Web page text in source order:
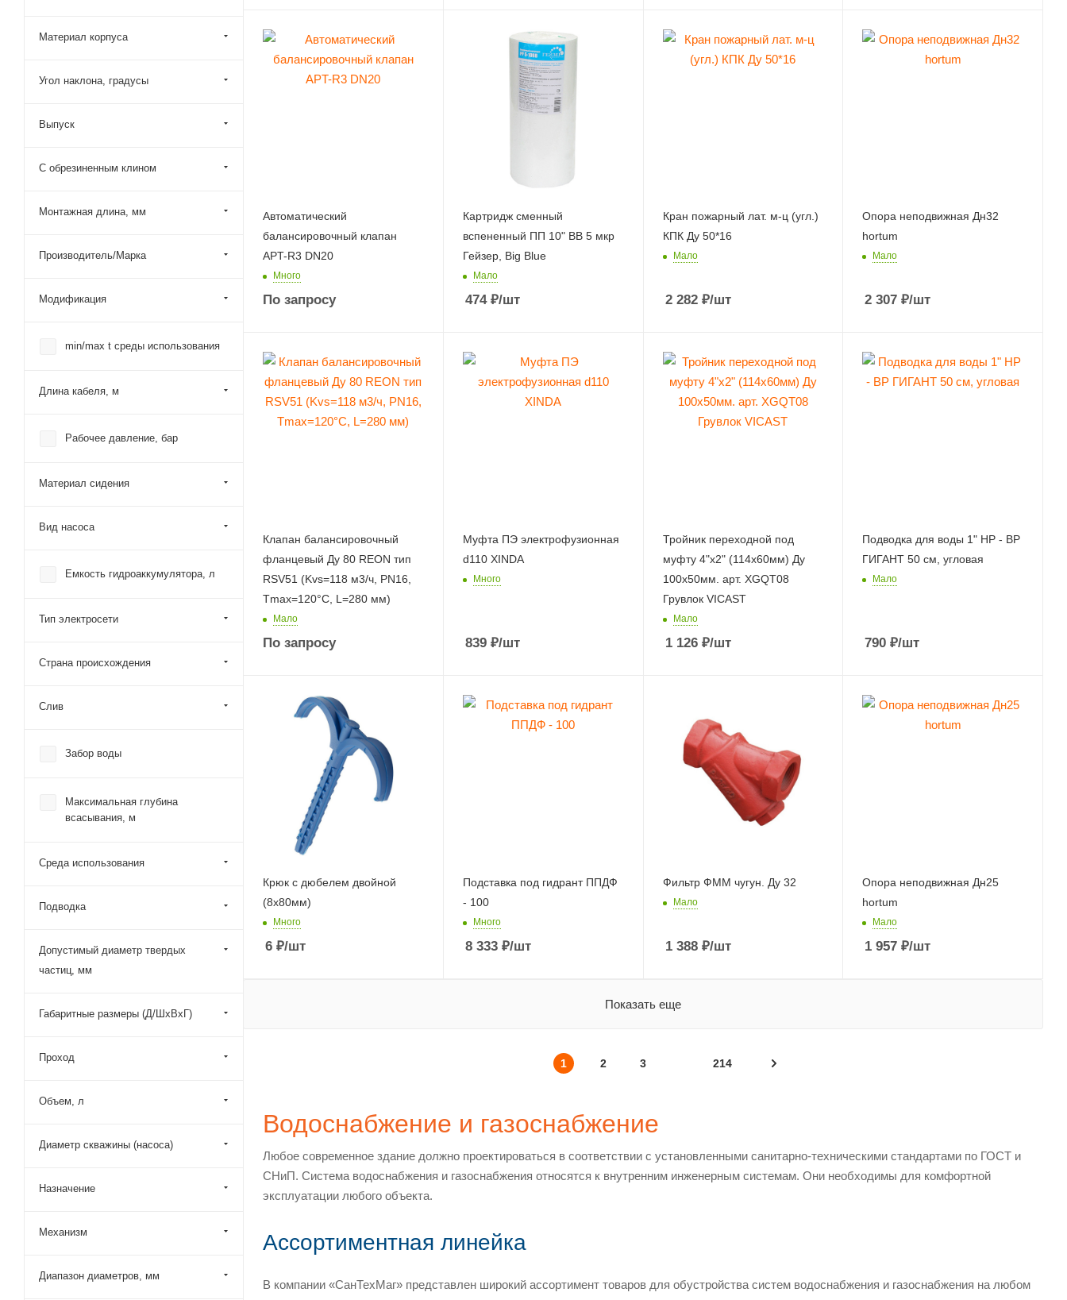
Автоматический
балансировочный клапан
APT-R3 DN20
Много
По запросу
Картридж сменный
вспененный ПП 10" ВВ 5 мкр
Гейзер, Big Blue
Мало
474₽/шт
Кран пожарный лат. м-ц (угл.)
КПК Ду 50*16
Мало
2 282₽/шт
Опора неподвижная Дн32
hortum
Мало
2 307 ₽/шт
Клапан балансировочный
фланцевый Ду 80 REON тип
RSV51 (Kvs=118 м3/ч, PN16,
Тmax=120°С, L=280 мм)
Мало
По запросу
Муфта ПЭ электрофузионная
d110 XINDA
Много
839₽/шт
Тройник переходной под
муфту 4"x2" (114x60мм) Ду
100x50мм. арт. XGQT08
Грувлок VICAST
Мало
1 126₽/шт
Подводка для воды 1" НР - ВР
ГИГАНТ 50 см, угловая
Мало
790 ₽/шт
Крюк с дюбелем двойной
(8х80мм)
Много
6 ₽/шт
Подставка под гидрант ППДФ
- 100
Много
8 333₽/шт
Фильтр ФММ чугун. Ду 32
Мало
1 388₽/шт
Опора неподвижная Дн25
hortum
Мало
1 957 ₽/шт
Показать еще
1 2 3 214
Водоснабжение и газоснабжение
Любое современное здание должно проектироваться в соответствии с установленными санитарно-техническими стандартами по ГОСТ и
СНиП. Система водоснабжения и газоснабжения относятся к внутренним инженерным системам. Они необходимы для комфортной
эксплуатации любого объекта.
Ассортиментная линейка
В компании «СанТехМаг» представлен широкий ассортимент товаров для обустройства систем водоснабжения и газоснабжения на любом
Материал корпуса
Угол наклона, градусы
Выпуск
С обрезиненным клином
Монтажная длина, мм
Производитель/Марка
Модификация
min/max t среды использования
Длина кабеля, м
Рабочее давление, бар
Материал сидения
Вид насоса
Емкость гидроаккумулятора, л
Тип электросети
Страна происхождения
Слив
Забор воды
Максимальная глубина
всасывания, м
Среда использования
Подводка
Допустимый диаметр твердых
частиц, мм
Габаритные размеры (Д/ШхВхГ)
Проход
Объем, л
Диаметр скважины (насоса)
Назначение
Механизм
Диапазон диаметров, мм